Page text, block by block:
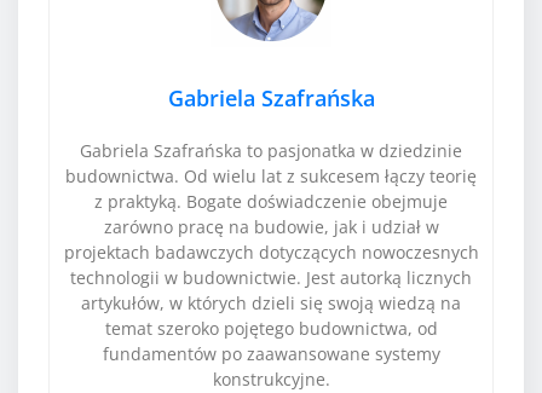
Gabriela Szafrańska
Gabriela Szafrańska to pasjonatka w dziedzinie
budownictwa. Od wielu lat z sukcesem łączy teorię
z praktyką. Bogate doświadczenie obejmuje
zarówno pracę na budowie, jak i udział w
projektach badawczych dotyczących nowoczesnych
technologii w budownictwie. Jest autorką licznych
artykułów, w których dzieli się swoją wiedzą na
temat szeroko pojętego budownictwa, od
fundamentów po zaawansowane systemy
konstrukcyjne.